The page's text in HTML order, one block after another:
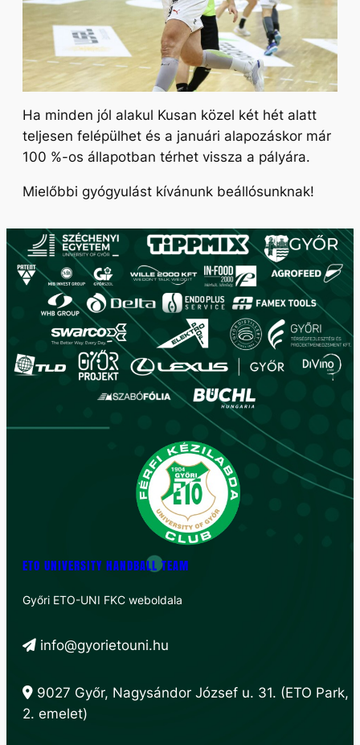
Ha minden jól alakul Kusan közel két hét alatt
teljesen felépülhet és a januári alapozáskor már
100 %-os állapotban térhet vissza a pályára.
Mielőbbi gyógyulást kívánunk beállósunknak!
ETO UNIVERSITY HANDBALL TEAM
Győri ETO-UNI FKC weboldala
info@gyorietouni.hu
9027 Győr, Nagysándor József u. 31. (ETO Park,
2. emelet)